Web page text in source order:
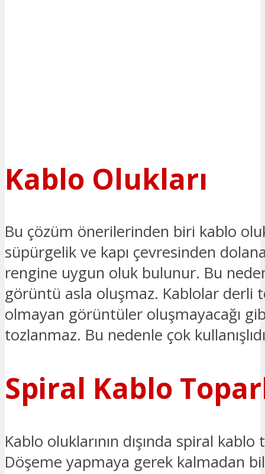
Kablo Olukları
Bu çözüm önerilerinden biri kablo
süpürgelik ve kapı çevresinden
rengine uygun oluk bulunur. Bu
görüntü asla oluşmaz. Kablolar derli
olmayan görüntüler oluşmayacağı
tozlanmaz. Bu nedenle çok
Spiral Kablo
Kablo oluklarının dışında spiral
Döşeme yapmaya gerek kalmadan